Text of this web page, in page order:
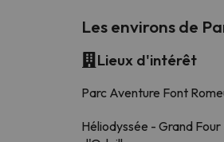
Les environs de
Lieux d'intérêt
Parc Aventure Font
Héliodyssée - Grand Four